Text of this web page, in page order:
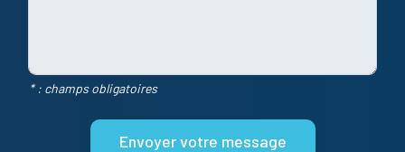
* : champs obligatoires
Envoyer votre message